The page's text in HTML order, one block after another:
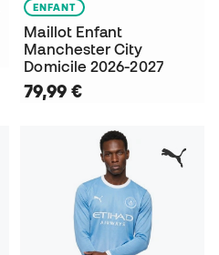
ENFANT
Maillot Enfant
Manchester City
Domicile 2026-2027
79,99 €